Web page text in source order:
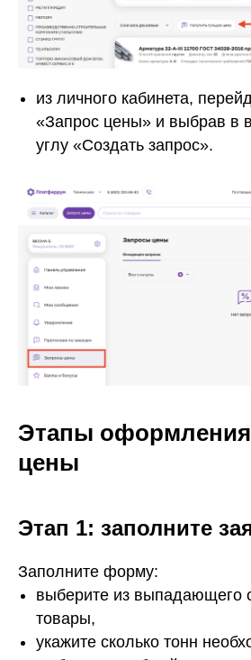
из личного кабинета,
«Запрос цены» и выбрав в
углу «Создать запрос».
Этапы оформления
цены
Этап 1: заполните
Заполните форму:
выберите из выпадающего
товары,
укажите сколько тонн